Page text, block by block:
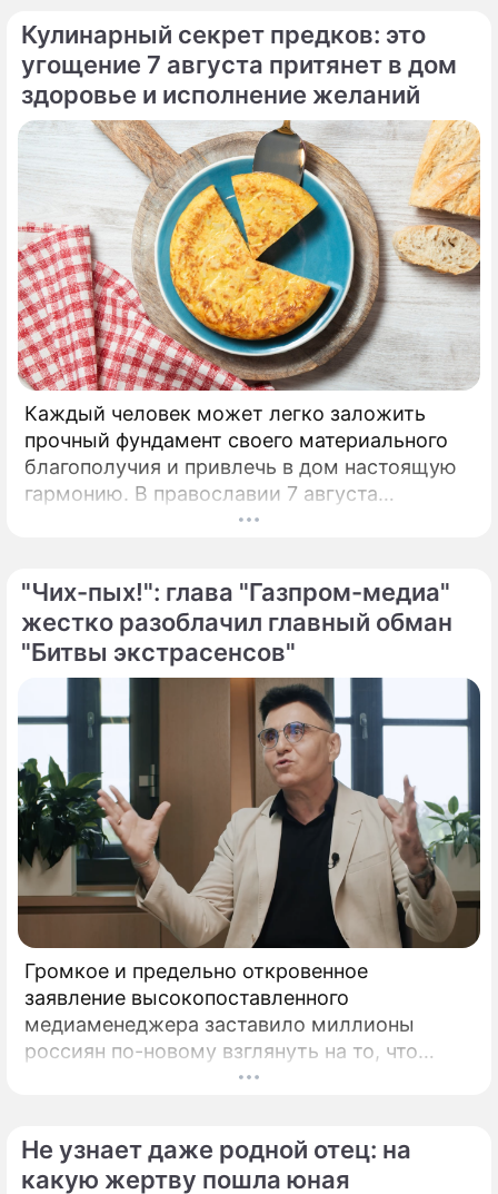
Политолог о предстоящей встрече
Путина и Лукашенко: Будет жесткий
разговор
Эксперт: Путин может забрать
Лукашенко на новую должность в
Москву
Сюжеты
Президентские выборы в
Белоруссии
Александр Григорьевич
Лукашенко
президент Белоруссии
Кулинарный секрет предков: это
угощение 7 августа притянет в дом
здоровье и исполнение желаний
Каждый человек может легко заложить
прочный фундамент своего материального
благополучия и привлечь в дом настоящую
гармонию. В православии 7 августа
почитают память праведной Анны, матери
"Чих-пых!": глава "Газпром-медиа"
жестко разоблачил главный обман
"Битвы экстрасенсов"
Громкое и предельно откровенное
заявление высокопоставленного
медиаменеджера заставило миллионы
россиян по-новому взглянуть на то, что
годами происходит на экране главного
холдинга "Газпром-медиа" Александр Жаров
решился на неожидаемый и крайне острый
Не узнает даже родной отец: на
какую жертву пошла юная